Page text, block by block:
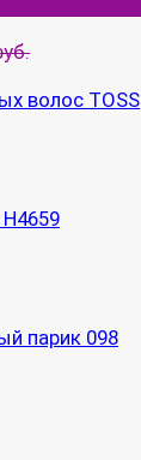
волос TOSS
парик 098